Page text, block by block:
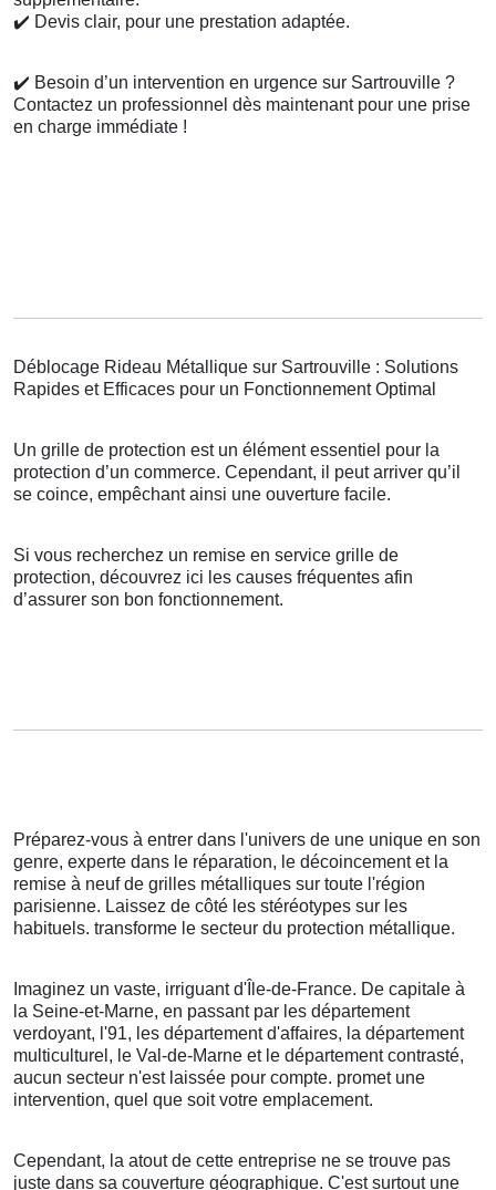
✔️ Devis clair, pour une prestation adaptée.
✔️ Besoin d’un intervention en urgence sur Sartrouville ?
Contactez un professionnel dès maintenant pour une prise
en charge immédiate !
Déblocage Rideau Métallique sur Sartrouville : Solutions
Rapides et Efficaces pour un Fonctionnement Optimal
Un grille de protection est un élément essentiel pour la
protection d’un commerce. Cependant, il peut arriver qu’il
se coince, empêchant ainsi une ouverture facile.
Si vous recherchez un remise en service grille de
protection, découvrez ici les causes fréquentes afin
d’assurer son bon fonctionnement.
Préparez-vous à entrer dans l'univers de une unique en son
genre, experte dans le réparation, le décoincement et la
remise à neuf de grilles métalliques sur toute l'région
parisienne. Laissez de côté les stéréotypes sur les
habituels. transforme le secteur du protection métallique.
Imaginez un vaste, irriguant d'Île-de-France. De capitale à
la Seine-et-Marne, en passant par les département
verdoyant, l'91, les département d'affaires, la département
multiculturel, le Val-de-Marne et le département contrasté,
aucun secteur n'est laissée pour compte. promet une
intervention, quel que soit votre emplacement.
Cependant, la atout de cette entreprise ne se trouve pas
juste dans sa couverture géographique. C'est surtout une